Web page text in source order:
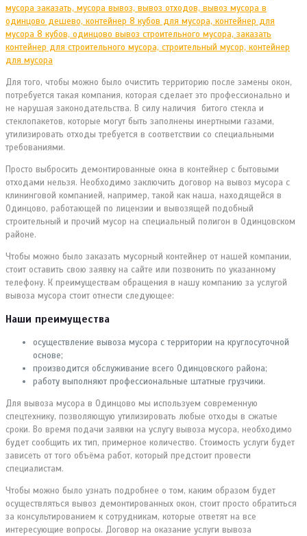
Для того, чтобы можно было очистить территорию после замены окон,
потребуется такая компания, которая сделает это профессионально и
не нарушая законодательства. В силу наличия битого стекла и
стеклопакетов, которые могут быть заполнены инертными газами,
утилизировать отходы требуется в соответствии со специальными
требованиями.
Просто выбросить демонтированные окна в контейнер с бытовыми
отходами нельзя. Необходимо заключить договор на вывоз мусора с
клининговой компанией, например, такой как наша, находящейся в
Одинцово, работающей по лицензии и вывозящей подобный
строительный и прочий мусор на специальный полигон в Одинцовском
районе.
Чтобы можно было заказать мусорный контейнер от нашей компании,
стоит оставить свою заявку на сайте или позвонить по указанному
телефону. К преимуществам обращения в нашу компанию за услугой
вывоза мусора стоит отнести следующее:
Наши преимущества
осуществление вывоза мусора с территории на круглосуточной
основе;
производится обслуживание всего Одинцовского района;
работу выполняют профессиональные штатные грузчики.
Для вывоза мусора в Одинцово мы используем современную
спецтехнику, позволяющую утилизировать любые отходы в сжатые
сроки. Во время подачи заявки на услугу вывоза мусора, необходимо
будет сообщить их тип, примерное количество. Стоимость услуги будет
зависеть от того объёма работ, который предстоит провести
специалистам.
Чтобы можно было узнать подробнее о том, каким образом будет
осуществляться вывоз демонтированных окон, стоит просто обратиться
за консультированием к сотрудникам, которые ответят на все
интересующие вопросы. Договор на оказание услуги вывоза